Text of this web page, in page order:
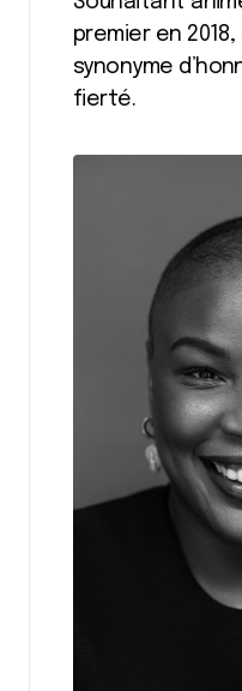
premier en
synonyme
fierté.